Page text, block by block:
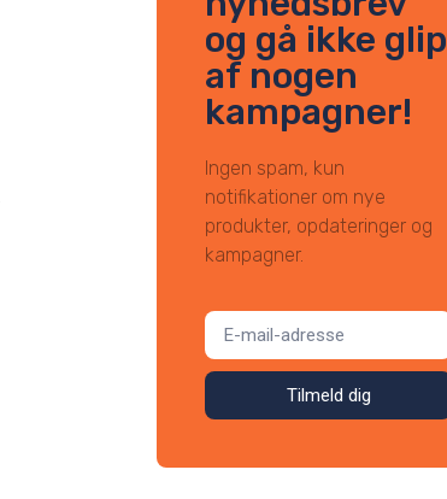
og gå ikke glip
af nogen
kampagner!
Ingen spam, kun
notifikationer om nye
produkter, opdateringer og
kampagner.
Tilmeld dig